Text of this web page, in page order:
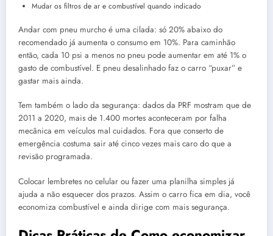
Mudar os filtros de ar e combustível quando indicado
Andar com pneu murcho é uma cilada: só 20% abaixo do
recomendado já aumenta o consumo em 10%. Para caminhão
então, cada 10 psi a menos no pneu pode aumentar em até 1% o
gasto de combustível. E pneu desalinhado faz o carro “puxar” e
gastar mais ainda.
Tem também o lado da segurança: dados da PRF mostram que de
2011 a 2020, mais de 1.400 mortes aconteceram por falha
mecânica em veículos mal cuidados. Fora que conserto de
emergência costuma sair até cinco vezes mais caro do que a
revisão programada.
Colocar lembretes no celular ou fazer uma planilha simples já
ajuda a não esquecer dos prazos. Assim o carro fica em dia, você
economiza combustível e ainda dirige com mais segurança.